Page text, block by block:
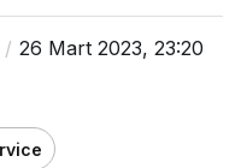
26 Mart 2023, 23:20